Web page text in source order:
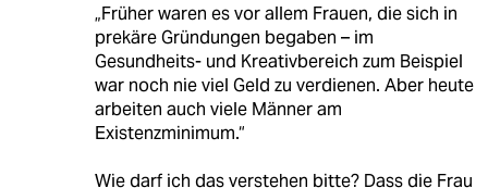
„Früher waren es vor allem Frauen, die sich in
prekäre Gründungen begaben – im
Gesundheits- und Kreativbereich zum Beispiel
war noch nie viel Geld zu verdienen. Aber heute
arbeiten auch viele Männer am
Existenzminimum.“
Wie darf ich das verstehen bitte? Dass die Frau